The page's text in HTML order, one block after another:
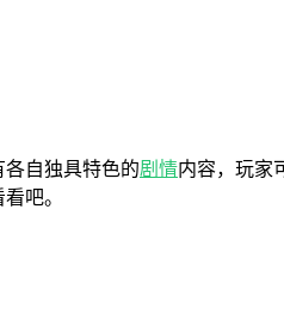
自独具特色的剧情内容，玩家
吧。